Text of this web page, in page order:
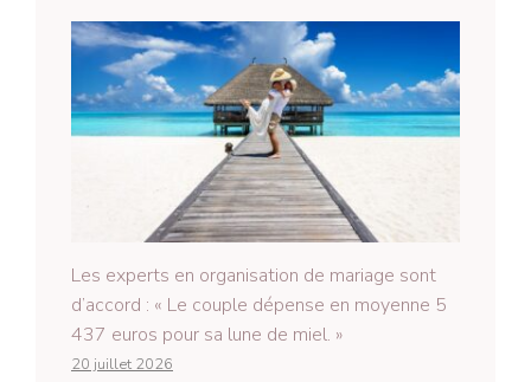
Les experts en organisation de mariage sont
d’accord : « Le couple dépense en moyenne 5
437 euros pour sa lune de miel. »
20 juillet 2026